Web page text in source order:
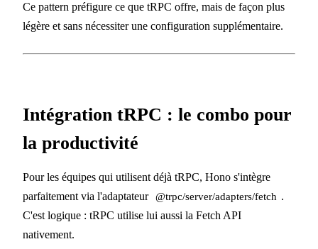
Ce pattern préfigure ce que tRPC offre, mais de façon plus
légère et sans nécessiter une configuration supplémentaire.
Intégration tRPC : le combo pour
la productivité
Pour les équipes qui utilisent déjà tRPC, Hono s'intègre
parfaitement via l'adaptateur @trpc/server/adapters/fetch .
C'est logique : tRPC utilise lui aussi la Fetch API
nativement.